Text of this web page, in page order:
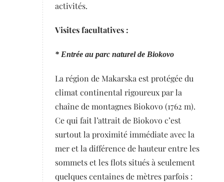
activités.
Visites facultatives :
* Entrée au parc naturel de Biokovo
La région de Makarska est protégée du
climat continental rigoureux par la
chaîne de montagnes Biokovo (1762 m).
Ce qui fait l’attrait de Biokovo c’est
surtout la proximité immédiate avec la
mer et la différence de hauteur entre les
sommets et les flots situés à seulement
quelques centaines de mètres parfois :